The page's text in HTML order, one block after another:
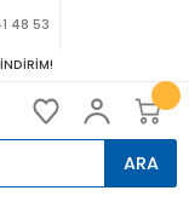
48 53
ARA